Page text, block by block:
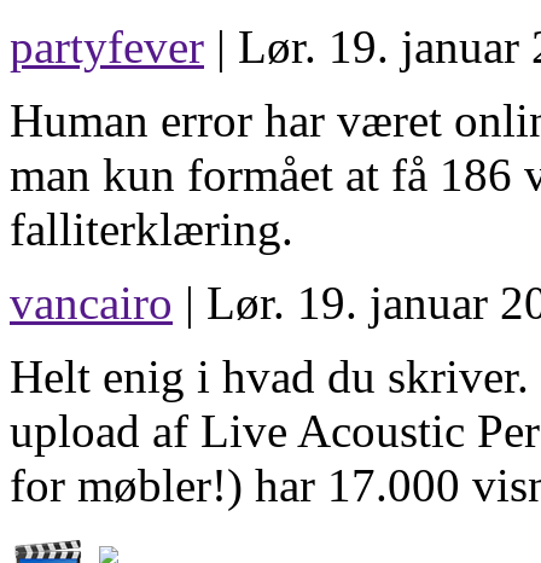
partyfever | Lør. 19.
Human error har været
man kun formået at få 186
falliterklæring.
vancairo | Lør. 19. januar
Helt enig i hvad du skriver.
upload af Live Acoustic
for møbler!) har 17.000